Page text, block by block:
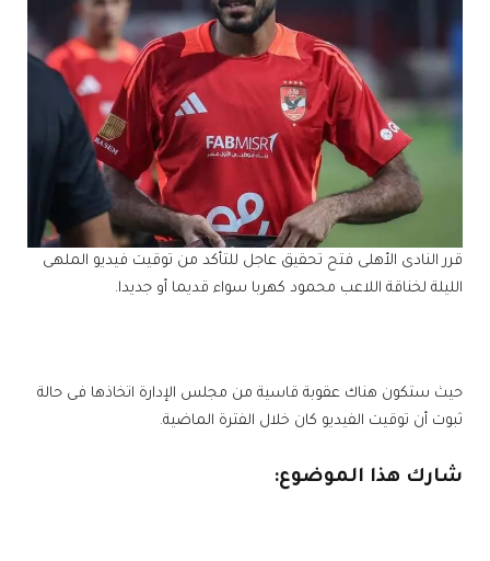
قرر النادى الأهلى فتح تحقيق عاجل للتأكد من توقيت فيديو الملهى
الليلة لخناقة اللاعب محمود كهربا سواء قديما أو جديدا.
حيث ستكون هناك عقوبة قاسية من مجلس الإدارة اتخاذها فى حالة
ثبوت أن توقيت الفيديو كان خلال الفترة الماضية.
شارك هذا الموضوع: